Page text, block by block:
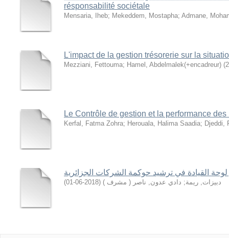
résponsabilité sociétale
Mensaria, Iheb; Mekeddem, Mostapha; Admane,
L'impact de la gestion trésorerie sur la
Mezziani, Fettouma; Hamel, Abdelmalek(+encadreur) (
Le Contrôle de gestion et la performance
Kerfal, Fatma Zohra; Herouala, Halima Saadia; Djeddi,
لوحة القيادة في ترشيد حوكمة الشركات الجزائرية
دبيزات, ريمة; دادي عدون, ناصر ( مشرف ) (
2018-06-01
)